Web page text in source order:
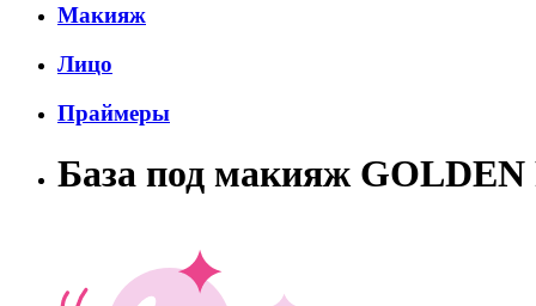
Макияж
Лицо
Праймеры
База под макияж GOLDEN